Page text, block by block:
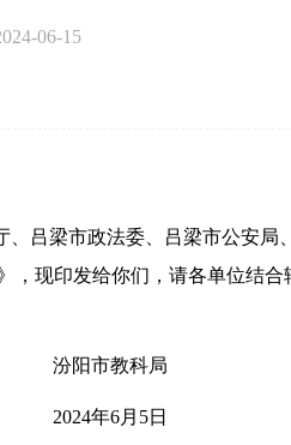
06-15
吕梁市政法委、吕梁市公安
现印发给你们，请各单位结合
汾阳市教科局
2024年6月5日